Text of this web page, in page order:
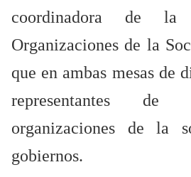
coordinadora de la
Organizaciones de la
que en ambas mesas de
representantes de
organizaciones de la
gobiernos.